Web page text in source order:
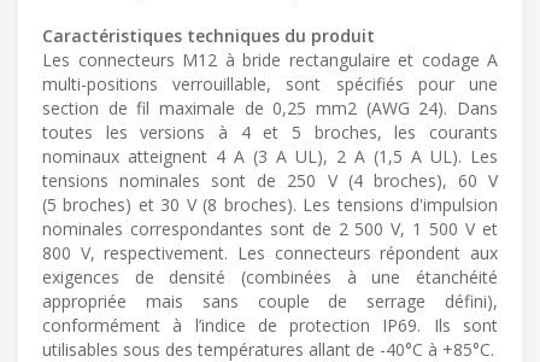
Caractéristiques techniques du produit
Les connecteurs M12 à bride rectangulaire et codage A
multi-positions verrouillable, sont spécifiés pour une
section de fil maximale de 0,25 mm2 (AWG 24). Dans
toutes les versions à 4 et 5 broches, les courants
nominaux atteignent 4 A (3 A UL), 2 A (1,5 A UL). Les
tensions nominales sont de 250 V (4 broches), 60 V
(5 broches) et 30 V (8 broches). Les tensions d'impulsion
nominales correspondantes sont de 2 500 V, 1 500 V et
800 V, respectivement. Les connecteurs répondent aux
exigences de densité (combinées à une étanchéité
appropriée mais sans couple de serrage défini),
conformément à l’indice de protection IP69. Ils sont
utilisables sous des températures allant de -40°C à +85°C.